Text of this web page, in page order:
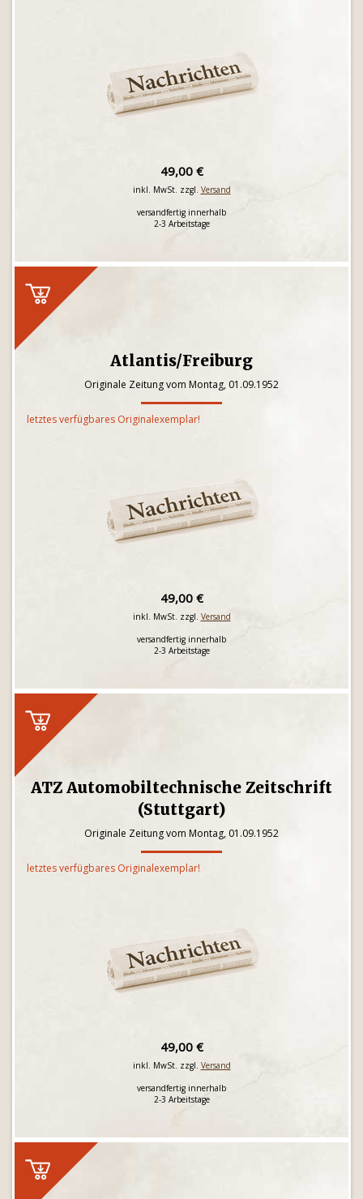
49,00 €
inkl. MwSt. zzgl. Versand
versandfertig innerhalb
2-3 Arbeitstage
Atlantis/Freiburg
Originale Zeitung vom Montag, 01.09.1952
letztes verfügbares Originalexemplar!
49,00 €
inkl. MwSt. zzgl. Versand
versandfertig innerhalb
2-3 Arbeitstage
ATZ Automobiltechnische Zeitschrift
(Stuttgart)
Originale Zeitung vom Montag, 01.09.1952
letztes verfügbares Originalexemplar!
49,00 €
inkl. MwSt. zzgl. Versand
versandfertig innerhalb
2-3 Arbeitstage